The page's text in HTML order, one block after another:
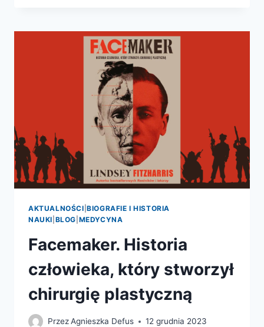
GALILEUSZA
AKTUALNOŚCI |BIOGRAFIE I HISTORIA
NAUKI BLOG MEDYCYNA
Facemaker. Historia
człowieka, który stworzył
chirurgię plastyczną
PrzezAgnieszka Defus 12 grudnia 2023